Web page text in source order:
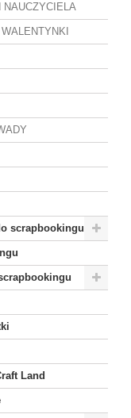
NAUCZYCIELA
scrapbookingu
Land